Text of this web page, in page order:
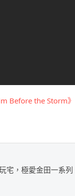
Before the Storm
宅，極愛金田一系